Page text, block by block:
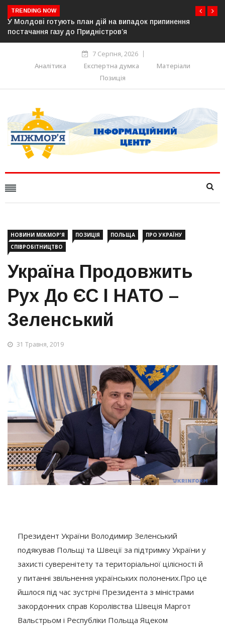
TRENDING NOW
Вільнюська мерія більше не прийматиме заяви
російською мовою
7 Серпня, 2026
Аналітика
Експертна думка
Матеріали
Позиція
НОВИНИ МІЖМОР'Я ПОЗИЦІЯ ПОЛЬЩА
ПРО УКРАЇНУ
СПІВРОБІТНИЦТВО
Україна Продовжить
Рух До ЄС І НАТО –
Зеленський
31 Травня, 2019
Президент України Володимир Зеленський
подякував Польщі та Швеції за підтримку України у
захисті суверенітету та територіальної цілісності й
у питанні звільнення українських полонених.Про це
йшлося під час зустрічі Президента з міністрами
закордонних справ Королівства Швеція Маргот
Вальстрьом і Республіки Польща Яцеком